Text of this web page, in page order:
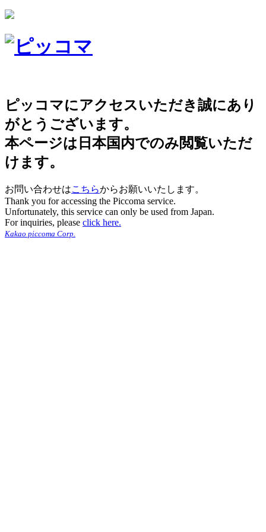
ピッコマにアクセスいただき誠にあり
がとうございます。
本ページは日本国内でのみ閲覧いただ
けます。
お問い合わせはこちらからお願いいたします。
Thank you for accessing the Piccoma service.
Unfortunately, this service can only be used from Japan.
For inquiries, please click here.
Kakao piccoma Corp.